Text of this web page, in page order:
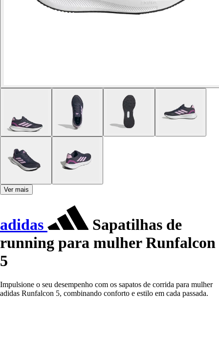
Ver mais
adidas
Sapatilhas de
running para mulher Runfalcon
5
Impulsione o seu desempenho com os sapatos de corrida para mulher
adidas Runfalcon 5, combinando conforto e estilo em cada passada.